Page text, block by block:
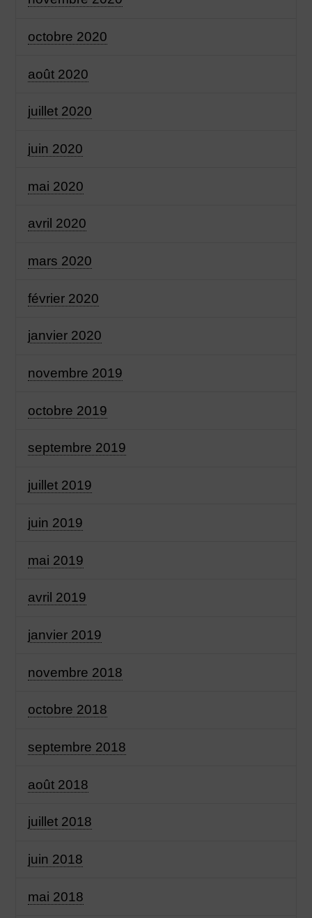
octobre 2020
août 2020
juillet 2020
juin 2020
mai 2020
avril 2020
mars 2020
février 2020
janvier 2020
novembre 2019
octobre 2019
septembre 2019
juillet 2019
juin 2019
mai 2019
avril 2019
janvier 2019
novembre 2018
octobre 2018
septembre 2018
août 2018
juillet 2018
juin 2018
mai 2018